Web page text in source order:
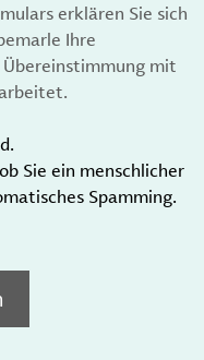
erklären Sie sich
Ihre
mit
Sie ein menschlicher
Spamming.